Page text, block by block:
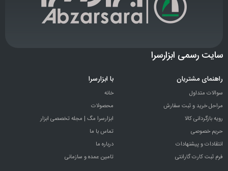
سایت رسمی ابزارسرا
راهنمای مشتریان
سوالات متداول
مراحل خرید و ثبت سفارش
رویه بازگردانی کالا
حریم خصوصی
انتقادات و پيشنهادات
فرم ثبت کارت گارانتی
با ابزارسرا
خانه
محصولات
ابزارسرا مگ | مجله تخصصی ابزار
تماس با ما
درباره ما
تامین عمده و سازمانی